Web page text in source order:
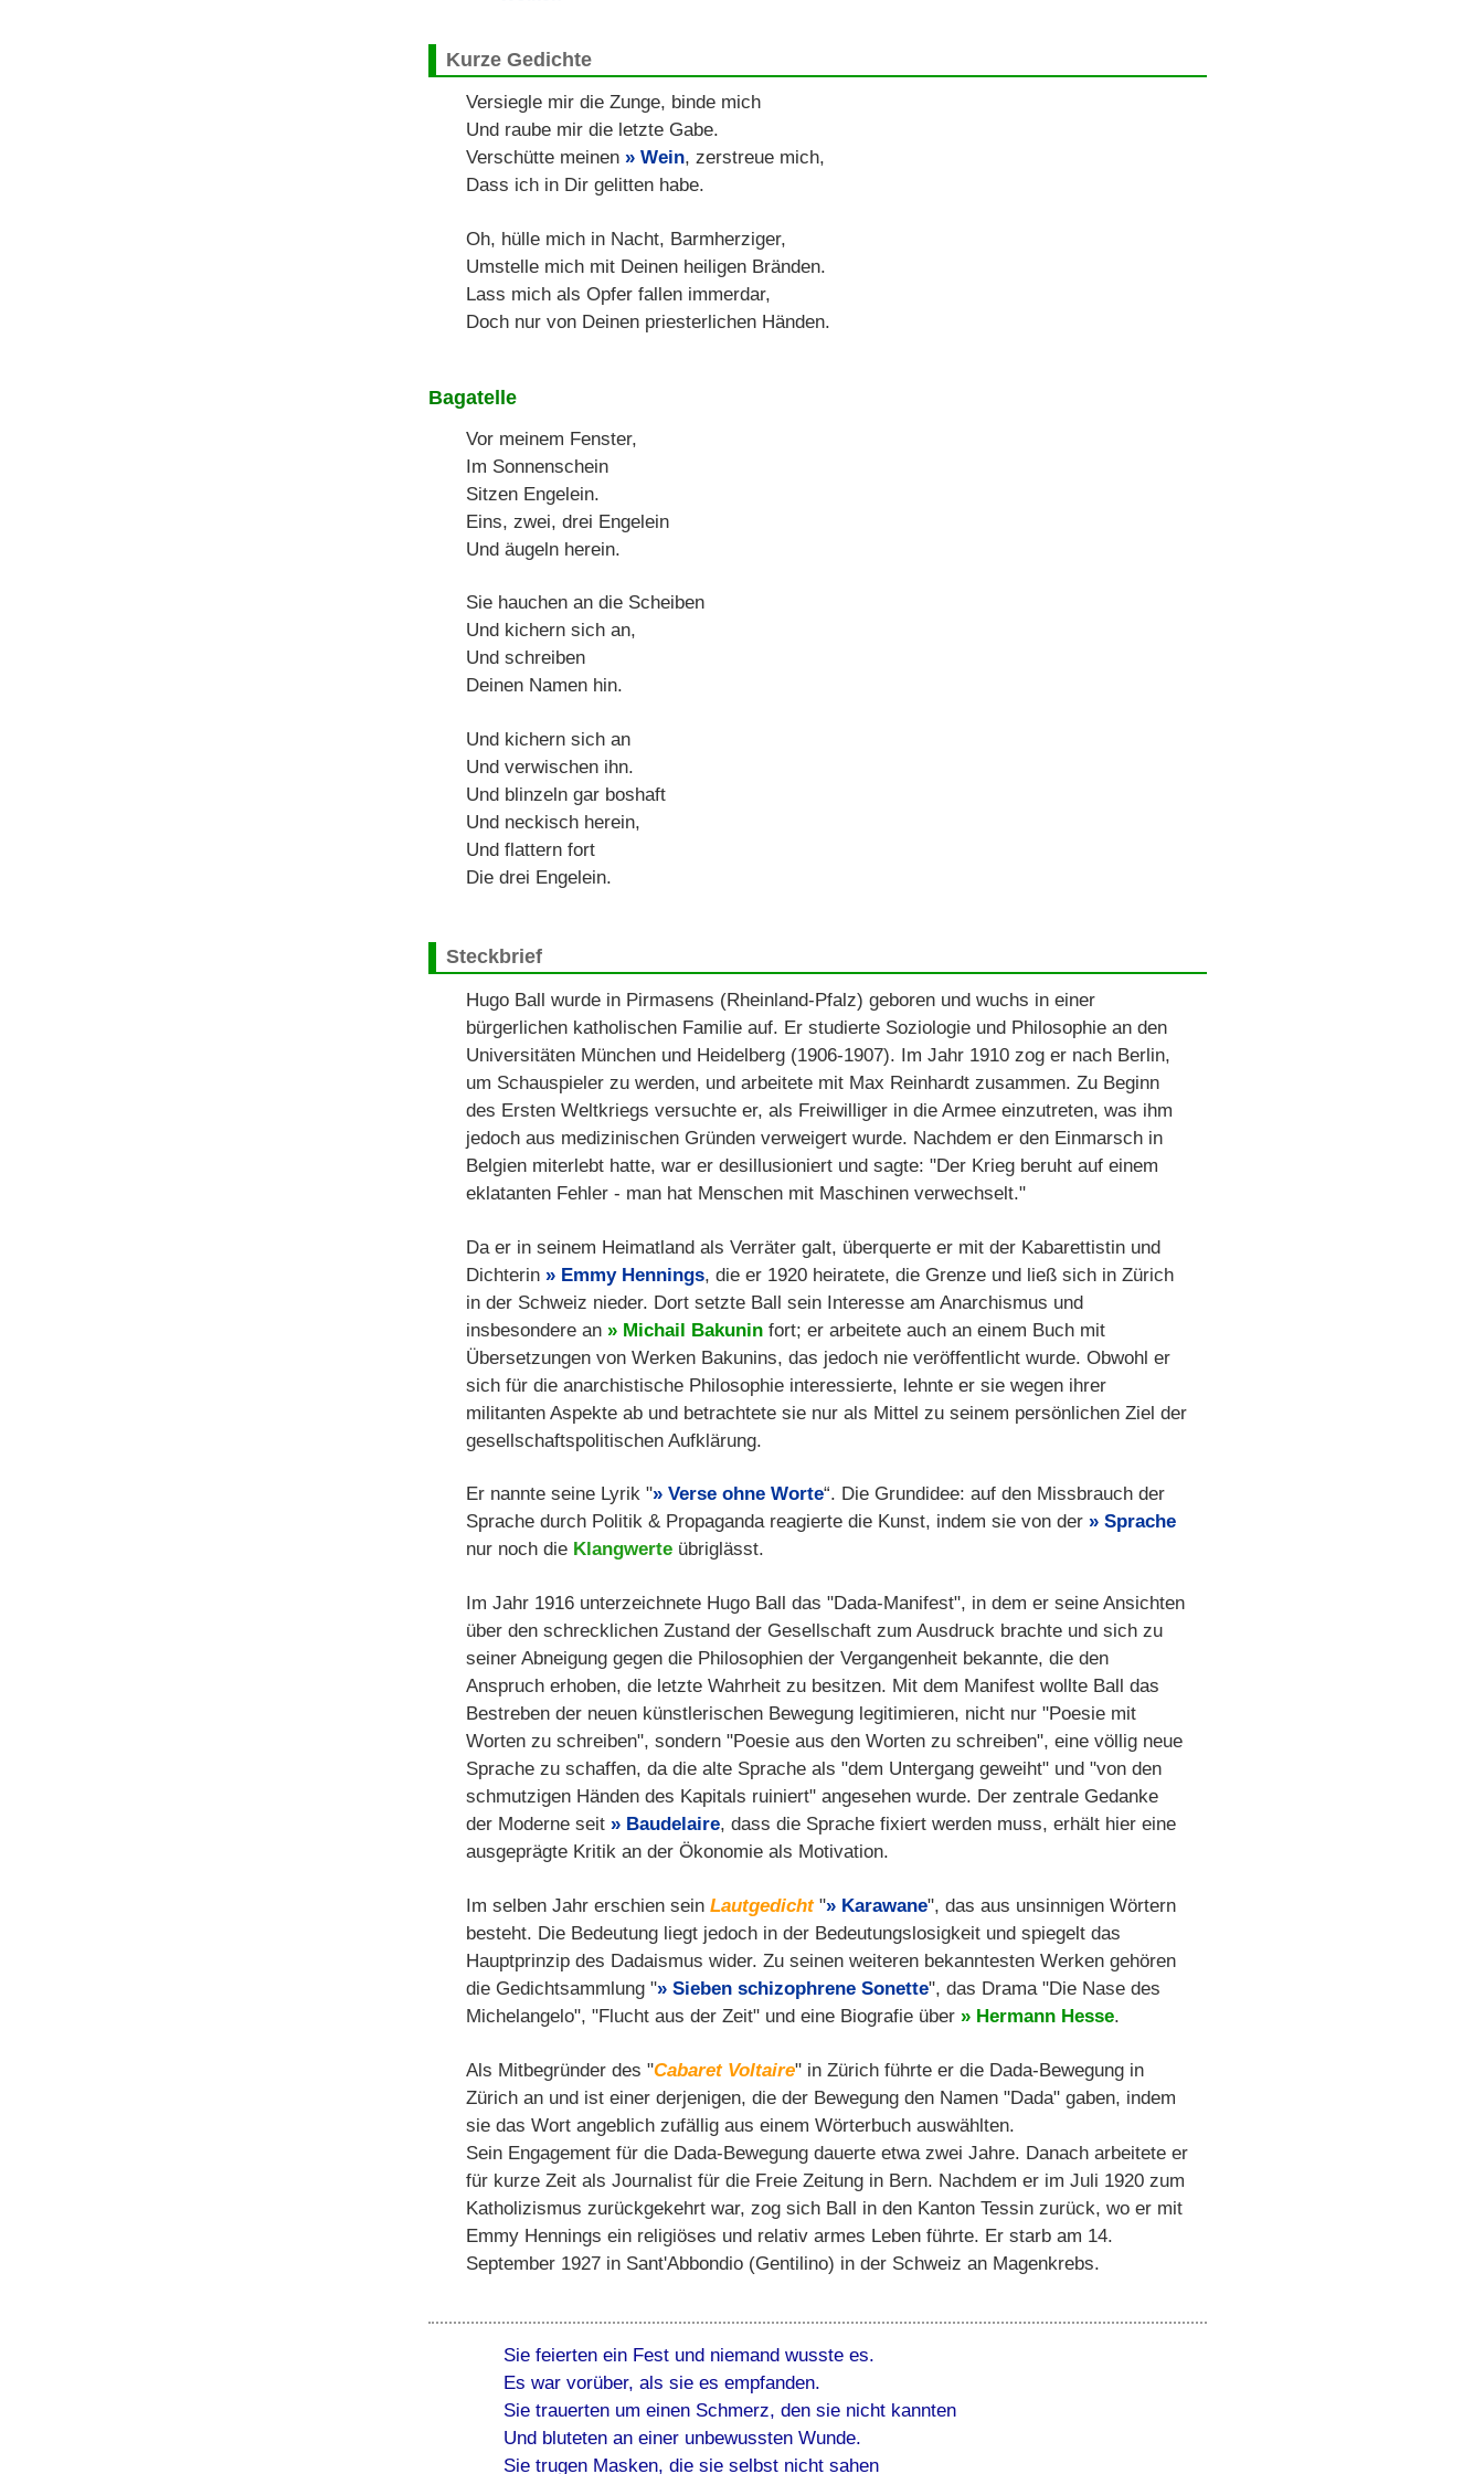
Kurze Gedichte
Versiegle mir die Zunge, binde mich
Und raube mir die letzte Gabe.
Verschütte meinen
Wein, zerstreue mich,
Dass ich in Dir gelitten habe.
Oh, hülle mich in Nacht, Barmherziger,
Umstelle mich mit Deinen heiligen Bränden.
Lass mich als Opfer fallen immerdar,
Doch nur von Deinen priesterlichen Händen.
Bagatelle
Vor meinem Fenster,
Im Sonnenschein
Sitzen Engelein.
Eins, zwei, drei Engelein
Und äugeln herein.
Sie hauchen an die Scheiben
Und kichern sich an,
Und schreiben
Deinen Namen hin.
Und kichern sich an
Und verwischen ihn.
Und blinzeln gar boshaft
Und neckisch herein,
Und flattern fort
Die drei Engelein.
Steckbrief
Hugo Ball wurde in Pirmasens (Rheinland-Pfalz) geboren und wuchs in einer
bürgerlichen katholischen Familie auf. Er studierte Soziologie und Philosophie an den
Universitäten München und Heidelberg (1906-1907). Im Jahr 1910 zog er nach Berlin,
um Schauspieler zu werden, und arbeitete mit Max Reinhardt zusammen. Zu Beginn
des Ersten Weltkriegs versuchte er, als Freiwilliger in die Armee einzutreten, was ihm
jedoch aus medizinischen Gründen verweigert wurde. Nachdem er den Einmarsch in
Belgien miterlebt hatte, war er desillusioniert und sagte: "Der Krieg beruht auf einem
eklatanten Fehler - man hat Menschen mit Maschinen verwechselt."
Da er in seinem Heimatland als Verräter galt, überquerte er mit der Kabarettistin und
Dichterin
Emmy Hennings, die er 1920 heiratete, die Grenze und ließ sich in Zürich
in der Schweiz nieder. Dort setzte Ball sein Interesse am Anarchismus und
insbesondere an
Michail Bakuninfort; er arbeitete auch an einem Buch mit
Übersetzungen von Werken Bakunins, das jedoch nie veröffentlicht wurde. Obwohl er
sich für die anarchistische Philosophie interessierte, lehnte er sie wegen ihrer
militanten Aspekte ab und betrachtete sie nur als Mittel zu seinem persönlichen Ziel der
gesellschaftspolitischen Aufklärung.
Er nannte seine Lyrik " Verse ohne Worte“. Die Grundidee: auf den Missbrauch der
Sprache durch Politik & Propaganda reagierte die Kunst, indem sie von der
Sprache
nur noch die Klangwerteübriglässt.
Im Jahr 1916 unterzeichnete Hugo Ball das "Dada-Manifest", in dem er seine Ansichten
über den schrecklichen Zustand der Gesellschaft zum Ausdruck brachte und sich zu
seiner Abneigung gegen die Philosophien der Vergangenheit bekannte, die den
Anspruch erhoben, die letzte Wahrheit zu besitzen. Mit dem Manifest wollte Ball das
Bestreben der neuen künstlerischen Bewegung legitimieren, nicht nur "Poesie mit
Worten zu schreiben", sondern "Poesie aus den Worten zu schreiben", eine völlig neue
Sprache zu schaffen, da die alte Sprache als "dem Untergang geweiht" und "von den
schmutzigen Händen des Kapitals ruiniert" angesehen wurde. Der zentrale Gedanke
der Moderne seit
Baudelaire, dass die Sprache fixiert werden muss, erhält hier eine
ausgeprägte Kritik an der Ökonomie als Motivation.
Im selben Jahr erschien sein Lautgedicht" Karawane", das aus unsinnigen Wörtern
besteht. Die Bedeutung liegt jedoch in der Bedeutungslosigkeit und spiegelt das
Hauptprinzip des Dadaismus wider. Zu seinen weiteren bekanntesten Werken gehören
die Gedichtsammlung "
Sieben schizophrene Sonette", das Drama "Die Nase des
Michelangelo", "Flucht aus der Zeit" und eine Biografie über
Hermann Hesse.
Als Mitbegründer des "Cabaret Voltaire" in Zürich führte er die Dada-Bewegung in
Zürich an und ist einer derjenigen, die der Bewegung den Namen "Dada" gaben, indem
sie das Wort angeblich zufällig aus einem Wörterbuch auswählten.
Sein Engagement für die Dada-Bewegung dauerte etwa zwei Jahre. Danach arbeitete er
für kurze Zeit als Journalist für die Freie Zeitung in Bern. Nachdem er im Juli 1920 zum
Katholizismus zurückgekehrt war, zog sich Ball in den Kanton Tessin zurück, wo er mit
Emmy Hennings ein religiöses und relativ armes Leben führte. Er starb am 14.
September 1927 in Sant'Abbondio (Gentilino) in der Schweiz an Magenkrebs.
Sie feierten ein Fest und niemand wusste es.
Es war vorüber, als sie es empfanden.
Sie trauerten um einen Schmerz, den sie nicht kannten
Und bluteten an einer unbewussten Wunde.
Sie trugen Masken, die sie selbst nicht sahen